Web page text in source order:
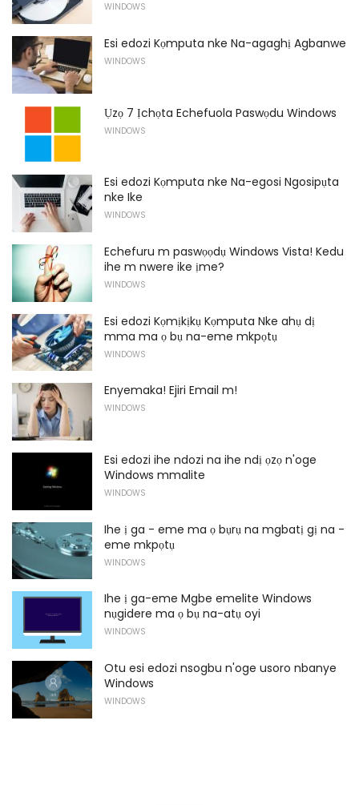
WINDOWS
Esi edozi Kọmputa nke Na-agaghị Agbanwe
WINDOWS
Ụzọ 7 Ịchọta Echefuola Paswọdu Windows
WINDOWS
Esi edozi Kọmputa nke Na-egosi Ngosipụta
nke Ike
WINDOWS
Echefuru m paswọọdụ Windows Vista! Kedu
ihe m nwere ike ịme?
WINDOWS
Esi edozi Kọmịkịkụ Kọmputa Nke ahụ dị
mma ma ọ bụ na-eme mkpọtụ
WINDOWS
Enyemaka! Ejiri Email m!
WINDOWS
Esi edozi ihe ndozi na ihe ndị ọzọ n'oge
Windows mmalite
WINDOWS
Ihe ị ga - eme ma ọ bụrụ na mgbatị gị na -
eme mkpọtụ
WINDOWS
Ihe ị ga-eme Mgbe emelite Windows
nụgidere ma ọ bụ na-atụ oyi
WINDOWS
Otu esi edozi nsogbu n'oge usoro nbanye
Windows
WINDOWS